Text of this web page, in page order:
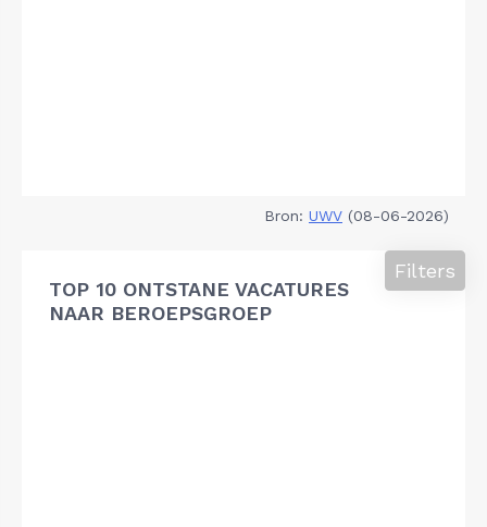
Bron: UWV (08-06-2026)
TOP 10 ONTSTANE VACATURES
NAAR BEROEPSGROEP
Filters